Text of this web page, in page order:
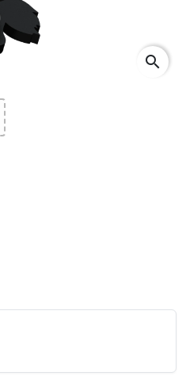
search